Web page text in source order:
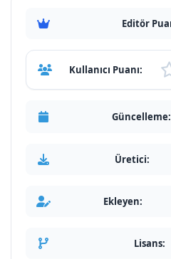
Editör
Kullanıcı Puanı:
Güncelleme:
Üretici:
Ekleyen:
Lisans: